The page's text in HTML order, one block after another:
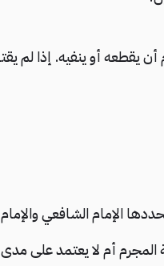
أن يقطعه أو ينفيه. إذا لم
الإمام الشافعي
المجرم أم لا يعتمد على